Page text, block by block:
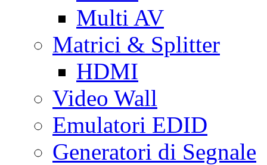
Multi AV
Matrici & Splitter
HDMI
Video Wall
Emulatori EDID
Generatori di Segnale